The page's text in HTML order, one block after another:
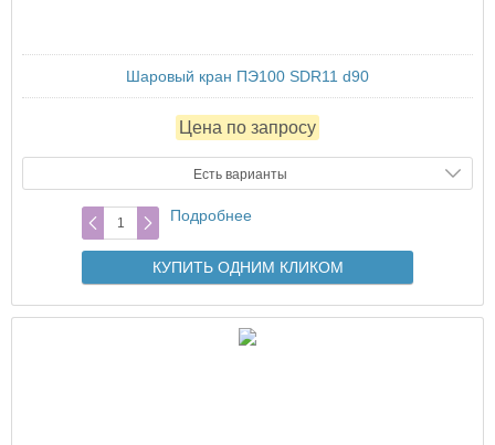
Шаровый кран ПЭ100 SDR11 d90
Цена по запросу
Есть варианты
Подробнее
КУПИТЬ ОДНИМ КЛИКОМ